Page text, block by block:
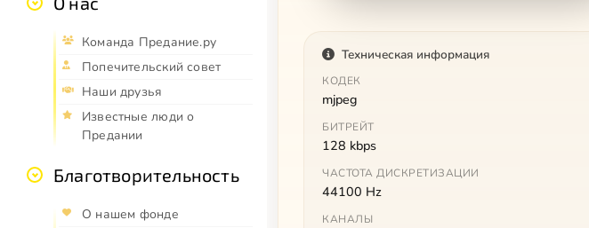
Команда Предание.ру
Попечительский совет
Наши друзья
Известные люди о
Предании
Благотворительность
О нашем фонде
Техническая информация
КОДЕК
mjpeg
БИТРЕЙТ
128 kbps
ЧАСТОТА ДИСКРЕТИЗАЦИИ
44100 Hz
КАНАЛЫ